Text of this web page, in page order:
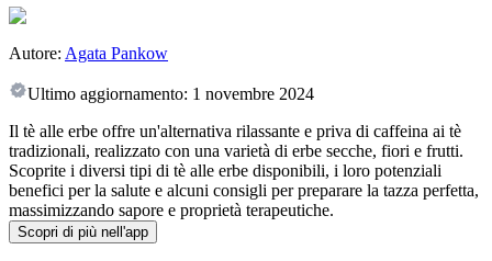
Autore: Agata Pankow
Ultimo aggiornamento: 1 novembre 2024
Il tè alle erbe offre un'alternativa rilassante e priva di caffeina ai tè
tradizionali, realizzato con una varietà di erbe secche, fiori e frutti.
Scoprite i diversi tipi di tè alle erbe disponibili, i loro potenziali
benefici per la salute e alcuni consigli per preparare la tazza perfetta,
massimizzando sapore e proprietà terapeutiche.
Scopri di più nell'app